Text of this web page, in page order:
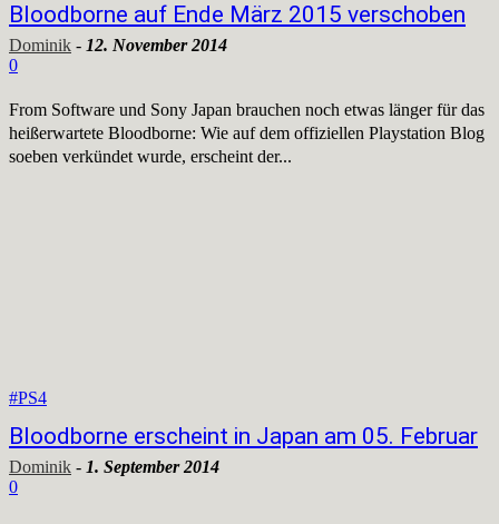
Bloodborne auf Ende März 2015 verschoben
Dominik - 12. November 2014
0
From Software und Sony Japan brauchen noch etwas länger für das
heißerwartete Bloodborne: Wie auf dem offiziellen Playstation Blog
soeben verkündet wurde, erscheint der...
#PS4
Bloodborne erscheint in Japan am 05. Februar
Dominik - 1. September 2014
0